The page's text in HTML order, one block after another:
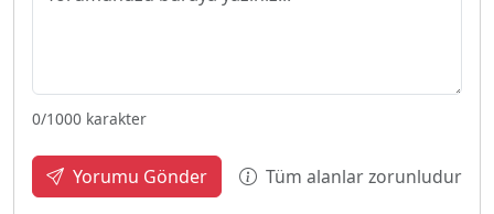
0/1000 karakter
Yorumu Gönder Tüm alanlar zorunludur